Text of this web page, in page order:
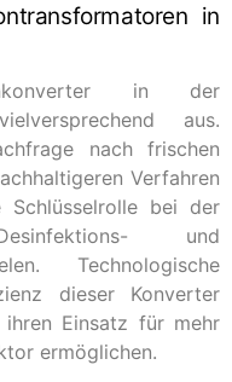
in
in der
aus.
nach frischen
Verfahren
bei der
und
Technologische
dieser Konverter
ihren Einsatz für mehr
ermöglichen.